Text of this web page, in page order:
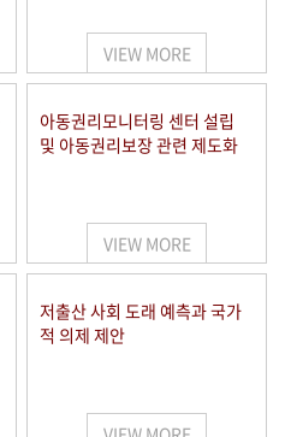
VIEW MORE
아동권리모니터링 센터 설립
및 아동권리보장 관련 제도화
VIEW MORE
저출산 사회 도래 예측과 국가
적 의제 제안